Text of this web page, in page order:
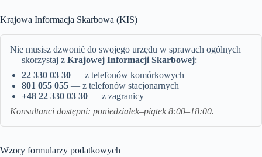
Krajowa Informacja Skarbowa (KIS)
Nie musisz dzwonić do swojego urzędu w sprawach ogólnych
— skorzystaj z Krajowej Informacji Skarbowej:
22 330 03 30 — z telefonów komórkowych
801 055 055 — z telefonów stacjonarnych
+48 22 330 03 30 — z zagranicy
Konsultanci dostępni: poniedziałek–piątek 8:00–18:00.
Wzory formularzy podatkowych